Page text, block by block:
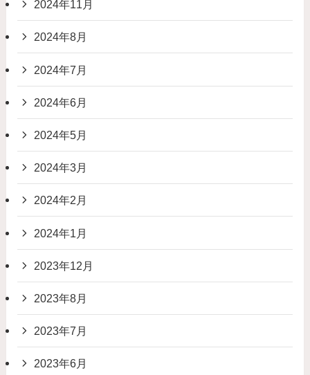
2024年11月
2024年8月
2024年7月
2024年6月
2024年5月
2024年3月
2024年2月
2024年1月
2023年12月
2023年8月
2023年7月
2023年6月